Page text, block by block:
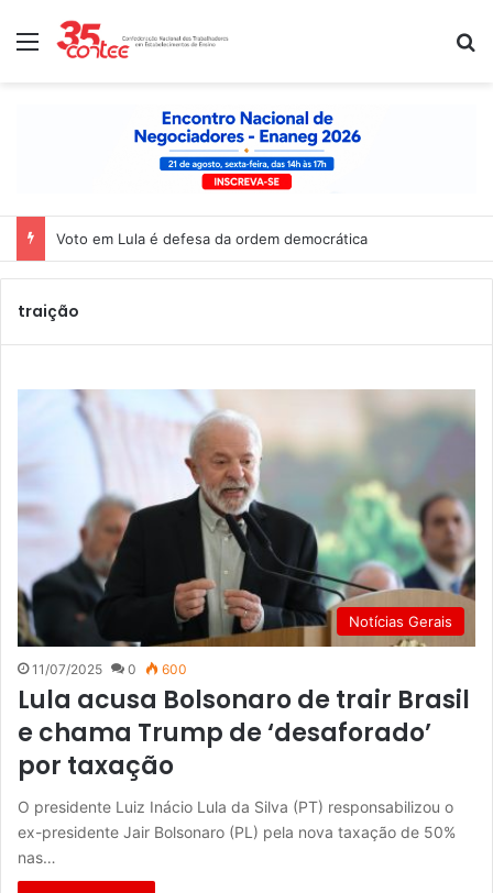
Menu
Voto em Lula é defesa da ordem democrática
traição
Notícias Gerais
11/07/2025 0 600
Lula acusa Bolsonaro de trair Brasil
e chama Trump de ‘desaforado’
por taxação
O presidente Luiz Inácio Lula da Silva (PT) responsabilizou o
ex-presidente Jair Bolsonaro (PL) pela nova taxação de 50%
nas…